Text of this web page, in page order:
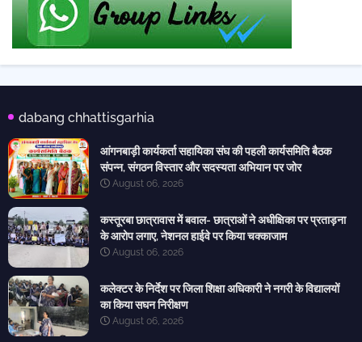
dabang chhattisgarhia
आंगनबाड़ी कार्यकर्ता सहायिका संघ की पहली कार्यसमिति बैठक
संपन्न, संगठन विस्तार और सदस्यता अभियान पर जोर
August 06, 2026
कस्तूरबा छात्रावास में बवाल- छात्राओं ने अधीक्षिका पर प्रताड़ना
के आरोप लगाए, नेशनल हाईवे पर किया चक्काजाम
August 06, 2026
कलेक्टर के निर्देश पर जिला शिक्षा अधिकारी ने नगरी के विद्यालयों
का किया सघन निरीक्षण
August 06, 2026